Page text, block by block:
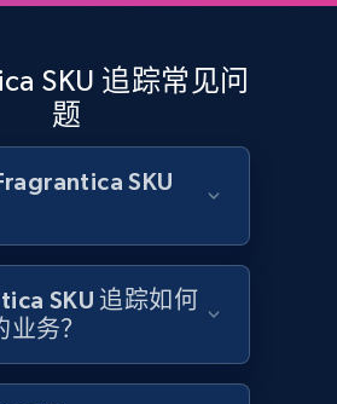
立即开始
- Discovery products by
URL
code, Model number,
name, Manufacturer,
立即开始
SKU 追踪常见问
题
SKU
SKU 追踪如何
务？